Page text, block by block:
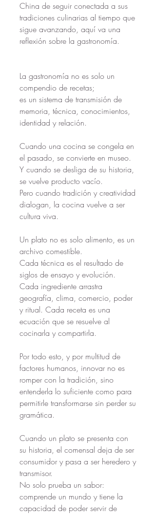
China de seguir conectada a sus
tradiciones culinarias al tiempo que
sigue avanzando, aquí va una
reflexión sobre la gastronomía.
La gastronomía no es solo un
compendio de recetas;
es un sistema de transmisión de
memoria, técnica, conocimientos,
identidad y relación.
Cuando una cocina se congela en
el pasado, se convierte en museo.
Y cuando se desliga de su historia,
se vuelve producto vacío.
Pero cuando tradición y creatividad
dialogan, la cocina vuelve a ser
cultura viva.
Un plato no es solo alimento, es un
archivo comestible.
Cada técnica es el resultado de
siglos de ensayo y evolución.
Cada ingrediente arrastra
geografía, clima, comercio, poder
y ritual. Cada receta es una
ecuación que se resuelve al
cocinarla y compartirla.
Por todo esto, y por multitud de
factores humanos, innovar no es
romper con la tradición, sino
entenderla lo suficiente como para
permitirle transformarse sin perder su
gramática.
Cuando un plato se presenta con
su historia, el comensal deja de ser
consumidor y pasa a ser heredero y
transmisor.
No solo prueba un sabor:
comprende un mundo y tiene la
capacidad de poder servir de